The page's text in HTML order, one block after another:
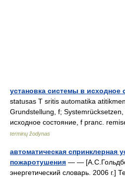
установка системы в исходное
statusas T sritis automatika
Grundstellung, f;
исходное состояние, f pranc.
terminų žodynas
автоматическая спринклерная
пожаротушения — —
энергетический словарь. 2006 г.]